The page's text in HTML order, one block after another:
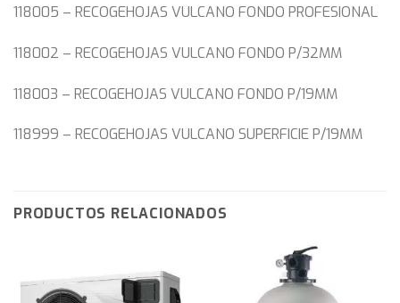
118005 – RECOGEHOJAS VULCANO FONDO PROFESIONAL
118002 – RECOGEHOJAS VULCANO FONDO P/32MM
118003 – RECOGEHOJAS VULCANO FONDO P/19MM
118999 – RECOGEHOJAS VULCANO SUPERFICIE P/19MM
PRODUCTOS RELACIONADOS